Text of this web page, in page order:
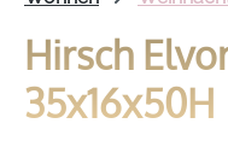
Hirsch
35x16x50H